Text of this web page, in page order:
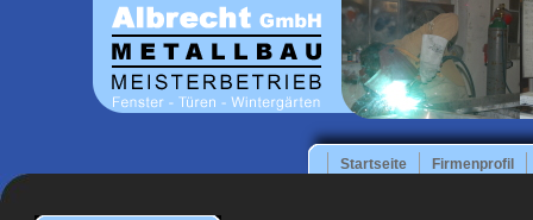
Startseite Firmenprofil